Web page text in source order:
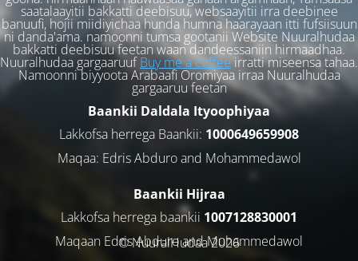
saatalaayitii bakkatti deebisuu, websaayitii irra deebinee
banuufi, hojii miidiyichaa hunda humna haarayaan itti fufsiisuun
ni danda'ama. namoonni tumsa gootanii Website Nuuralhudaa
bakkatti deebisuu feetan waan dandeessaniin hirmaadhaa.
Nuuralhudaa gargaaruufBuy me a coffeeirratti miseensa tahaa.
Namoonni biyyoota Arabaafi Oromiyaa irraa Nuuralhudaa
gargaaruu feetan
Baankii Daldala Ityoophiyaa
Lakkofsa herrega Baankii: 1000649659908
Maqaa: Edris Abduro and Mohammedawol
Baankii Hijraa
Lakkofsa herrega baankii 1007128830001
Maqaan Edris Abduro and Muhammedawol
© NuuralHudaa 2026